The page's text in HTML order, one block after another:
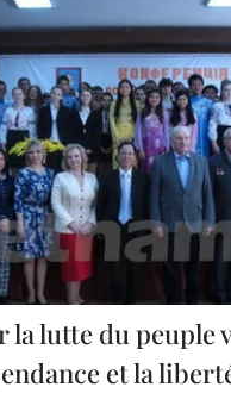
la lutte du peuple
et la